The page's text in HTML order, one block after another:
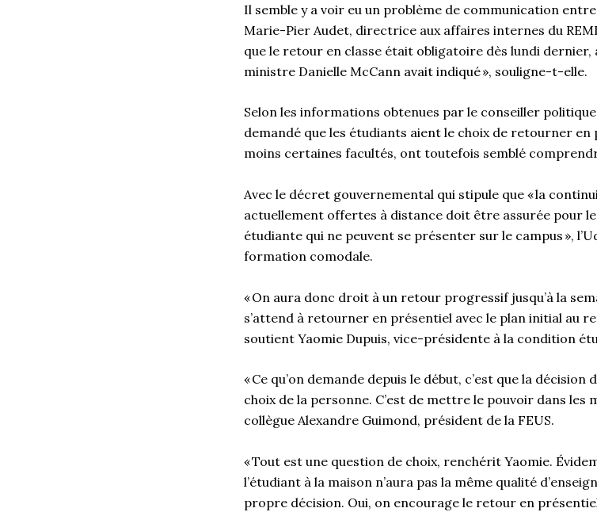
Il semble y a voir eu un problème de communication
Marie-Pier Audet, directrice aux affaires internes du
que le retour en classe était obligatoire dès lundi dernier,
ministre Danielle McCann avait indiqué», souligne-t-elle.
Selon les informations obtenues par le conseiller
demandé que les étudiants aient le choix de retourner en
moins certaines facultés, ont toutefois semblé
Avec le décret gouvernemental qui stipule que «la
actuellement offertes à distance doit être assurée pour
étudiante qui ne peuvent se présenter sur le campus », l’
formation comodale.
« On aura donc droit à un retour progressif jusqu’à la
s’attend à retourner en présentiel avec le plan initial au
soutient Yaomie Dupuis, vice-présidente à la condition
« Ce qu’on demande depuis le début, c’est que la
choix de la personne. C’est de mettre le pouvoir dans les
collègue Alexandre Guimond, président de la FEUS.
« Tout est une question de choix, renchérit Yaomie.
l’étudiant à la maison n’aura pas la même qualité
propre décision. Oui, on encourage le retour en